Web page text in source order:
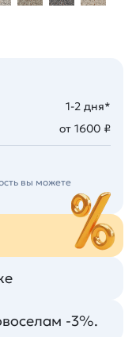
1-2 дня*
от 1600 ₽
вы можете
-3%.